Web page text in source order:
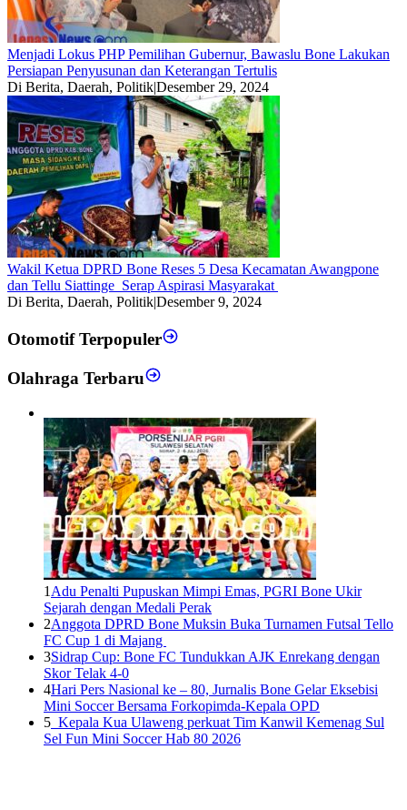
Menjadi Lokus PHP Pemilihan Gubernur, Bawaslu Bone Lakukan
Persiapan Penyusunan dan Keterangan Tertulis
Di Berita, Daerah, Politik|Desember 29, 2024
Wakil Ketua DPRD Bone Reses 5 Desa Kecamatan Awangpone
dan Tellu Siattinge Serap Aspirasi Masyarakat
Di Berita, Daerah, Politik|Desember 9, 2024
Otomotif Terpopuler
Olahraga Terbaru
1 Adu Penalti Pupuskan Mimpi Emas, PGRI Bone Ukir
Sejarah dengan Medali Perak
2Anggota DPRD Bone Muksin Buka Turnamen Futsal Tello
FC Cup 1 di Majang
3Sidrap Cup: Bone FC Tundukkan AJK Enrekang dengan
Skor Telak 4-0
4Hari Pers Nasional ke – 80, Jurnalis Bone Gelar Eksebisi
Mini Soccer Bersama Forkopimda-Kepala OPD
5 Kepala Kua Ulaweng perkuat Tim Kanwil Kemenag Sul
Sel Fun Mini Soccer Hab 80 2026